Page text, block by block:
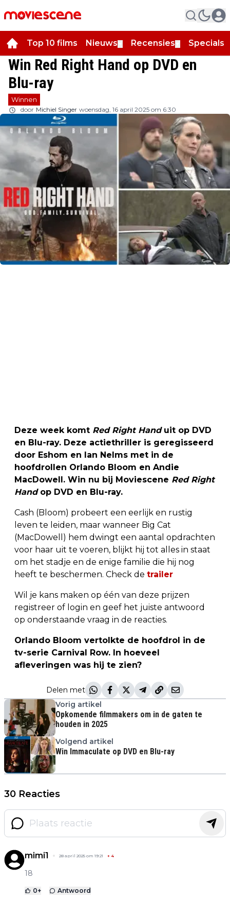
Top 10 films Nieuws Recensies Specials
Win Red Right Hand op DVD en
Blu-ray
Winnen
door Michiel Singer woensdag, 16 april 2025 om 6:30
Deze week komt Red Right Handuit op DVD
en Blu-ray. Deze actiethriller is geregisseerd
door Eshom en Ian Nelms met in de
hoofdrollen Orlando Bloom en Andie
MacDowell. Win nu bij Moviescene Red Right
Handop DVD en Blu-ray.
Cash (Bloom) probeert een eerlijk en rustig
leven te leiden, maar wanneer Big Cat
(MacDowell) hem dwingt een aantal opdrachten
voor haar uit te voeren, blijkt hij tot alles in staat
om het stadje en de enige familie die hij nog
heeft te beschermen. Check de trailer
Wil je kans maken op één van deze prijzen
registreer of login en geef het juiste antwoord
op onderstaande vraag in de reacties.
Orlando Bloom vertolkte de hoofdrol in de
tv-serie Carnival Row. In hoeveel
afleveringen was hij te zien?
Delen met
Vorig artikel
Opkomende filmmakers om in de gaten te
houden in 2025
Volgend artikel
Win Immaculate op DVD en Blu-ray
30 Reacties
mimi1 28 april 2025 om 19:21 + 4
18
0+ Antwoord